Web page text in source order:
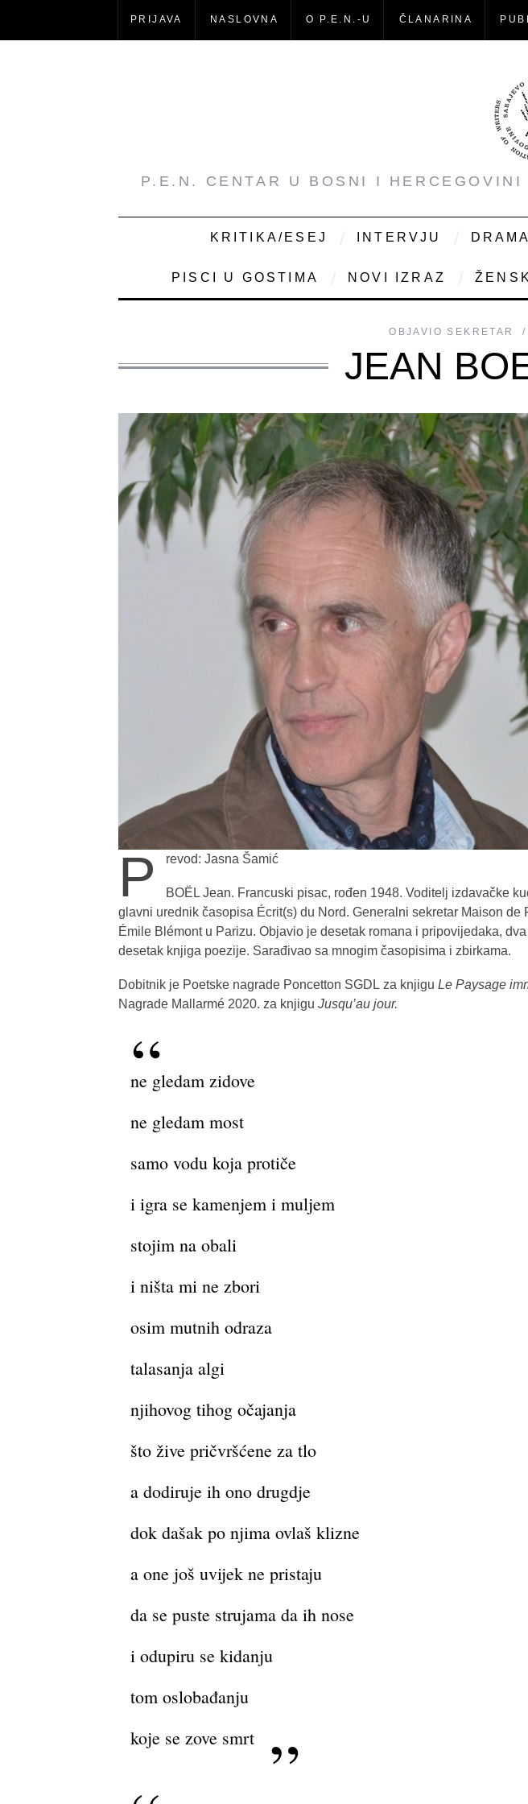
PRIJAVA NASLOVNA O P.E.N.-U ČLANARINA
P.E.N. CENTAR U BOSNI I
KRITIKA/ESEJ INTERVJU DRAMA
PISCI U GOSTIMA NOVI IZRAZ
OBJAVIO SEKRETAR
JEAN
P revod: Jasna Šamić
BOËL Jean. Francuski pisac, rođen 1948. Voditelj izdavačke
glavni urednik časopisa Écrit(s) du Nord. Generalni sekretar Maison de
Émile Blémont u Parizu. Objavio je desetak romana i pripovijedaka,
desetak knjiga poezije. Sarađivao sa mnogim časopisima i zbirkama.
Dobitnik je Poetske nagrade Poncetton SGDL za knjigu Le Paysage
Nagrade Mallarmé 2020. za knjigu Jusqu’au jour.
ne gledam zidove
ne gledam most
samo vodu koja protiče
i igra se kamenjem i muljem
stojim na obali
i ništa mi ne zbori
osim mutnih odraza
talasanja algi
njihovog tihog očajanja
što žive pričvršćene za tlo
a dodiruje ih ono drugdje
dok dašak po njima ovlaš klizne
a one još uvijek ne pristaju
da se puste strujama da ih nose
i odupiru se kidanju
tom oslobađanju
koje se zove smrt